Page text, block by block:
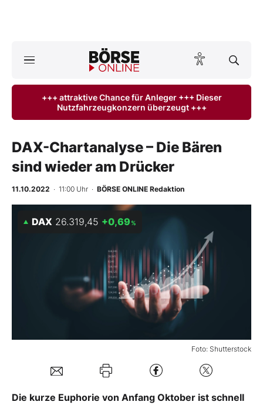
Anlageprodukte
Finanz-Check
Abo & Shop
Experten
Mein Konto
Kontakt
+++ attraktive Chance für Anleger +++ Dieser
Nutzfahrzeugkonzern überzeugt +++
DAX-Chartanalyse – Die Bären
sind wieder am Drücker
11.10.2022 · 11:00 Uhr · BÖRSE ONLINE Redaktion
Foto: Shutterstock
DAX 26.319,45 +0,69 %
Die kurze Euphorie von Anfang Oktober ist schnell